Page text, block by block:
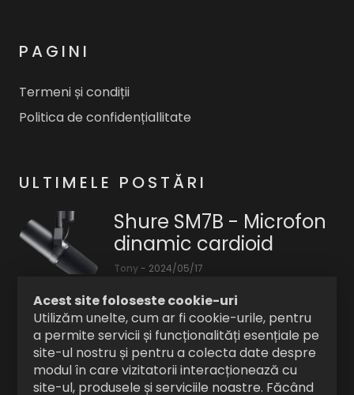
PAGINI
Termeni și condiții
Politica de confidențiallitate
ULTIMELE POSTĂRI
Shure SM7B - Microfon
dinamic cardioid
Tony - 2024/05/17
SM7B
-
Microfon
dinamic
cardioid,
Tavi Colen @ Casa cu
Tei Craiova
Tony-2023/08/18
VINERI
Acest site foloseste cookie-uri
Utilizăm unelte, cum ar fi cookie-urile, pentru
a permite servicii și funcționalități esențiale pe
site-ul nostru și pentru a colecta date despre
modul în care vizitatorii interacționează cu
site-ul, produsele și serviciile noastre. Făcând